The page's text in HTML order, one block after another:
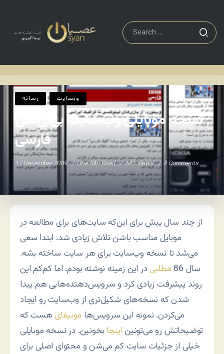
رسانه وبسایت
نسخه موبایلی وب‌سایت بی‌بی‌سی
فارسی
17 December 2009 One Min Read 641 Views 4 Comments
از چند سال پیش برای این‌که سایت‌های برای مطالعه در
موبایل مناسب باشن تلاش زیادی شد. ابتدا سعی
می‌شد تا نسخه وپ‌سایت برای هر سایت ساخته بشه.
سال 86
مطلبیدر این زمینه نوشته بودم. اما کم‌کم این
روند پیشرفت زیادی کرد و سرویس‌دهنده‌هایی هم پیدا
شدن که نسخه‌های شکیل‌تری از وب‌سایت رو ایجاد
می‌کردن. نمونه این سرویس‌ها موبیفای هست که
توضیحاتش رو می‌تونین اینجا بخونین. در نسخه موبایلی
خیلی از جزئیات سایت کم می‌شن و محتوای اصلی برای